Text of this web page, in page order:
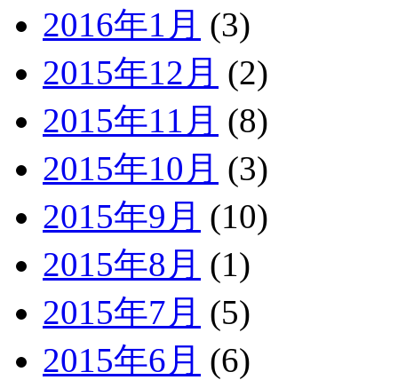
2016年1月 (3)
2015年12月 (2)
2015年11月 (8)
2015年10月 (3)
2015年9月 (10)
2015年8月 (1)
2015年7月 (5)
2015年6月 (6)